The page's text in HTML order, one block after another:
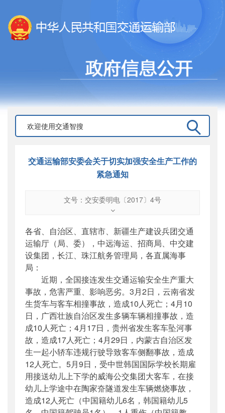
交通运输部安委会关于切实加强安全生产工作的
紧急通知
文号：交安委明电〔2017〕4号
交安委明电〔2017〕4号
公开日期：2017年05月10日
主题词 ：
安全生产;紧急通知
机构分类
主题分类：安全质量
公文类型：部明电或部办公厅明电
各省、自治区、直辖市、新疆生产建设兵团交通
运输厅（局、委），中远海运、招商局、中交建
设集团，长江、珠江航务管理局，各直属海事
局：
近期，全国接连发生交通运输安全生产重大
事故，危害严重、影响恶劣。3月2日，云南省发
生货车与客车相撞事故，造成10人死亡；4月10
日， 广西壮族自治区发生多辆车辆相撞事故，造
成10人死亡；4月17日，贵州省发生客车坠河事
故，造成17人死亡；4月29日，内蒙古自治区发
生一起小轿车违规行驶导致客车侧翻事故，造成
12人死亡。5月9日，受中世韩国国际学校长期雇
用接送幼儿上下学的威海公交集团大客车，在接
幼儿上学途中在陶家夼隧道发生车辆燃烧事故，
造成12人死亡（中国籍幼儿6名，韩国籍幼儿5